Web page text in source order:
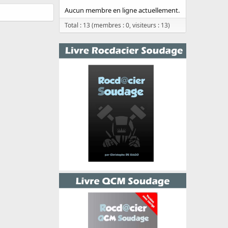
Aucun membre en ligne actuellement.
Total : 13 (membres : 0, visiteurs : 13)